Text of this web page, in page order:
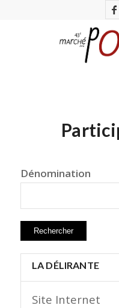
Dénomination
LA DÉLIRANTE
Site Internet